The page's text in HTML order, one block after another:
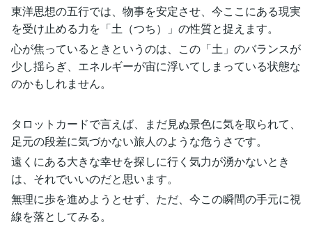
東洋思想の五行では、物事を安定させ、今ここにある現実
を受け止める力を「土（つち）」の性質と捉えます。
心が焦っているときというのは、この「土」のバランスが
少し揺らぎ、エネルギーが宙に浮いてしまっている状態な
のかもしれません。
タロットカードで言えば、まだ見ぬ景色に気を取られて、
足元の段差に気づかない旅人のような危うさです。
遠くにある大きな幸せを探しに行く気力が湧かないとき
は、それでいいのだと思います。
無理に歩を進めようとせず、ただ、今この瞬間の手元に視
線を落としてみる。